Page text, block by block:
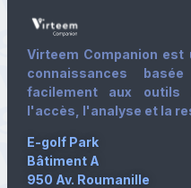
Virteem Companion
connaissances
facilement aux outils
l'accès, l'analyse et la
E-golf Park
Bâtiment A
950 Av. Roumanille